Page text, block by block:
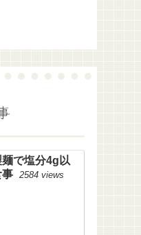
麺で塩分4g以
事 2584 views